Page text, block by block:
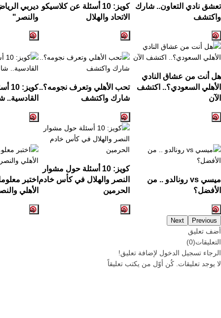
تعشق نادي التعاون.. شارك
واكتشف
كويز: 10 أسئلة عن كلاسيكو
الاتحاد والهلال
ديربي
والنصر"
هل أنت من عشاق النادي
الأهلي السعودي؟.. اكتشف
الآن
تحب الأهلي وتعرف نجومه؟..
شارك واكتشف
القادسية..
ميسي vs رونالدو .. من
الأفضل؟
كويز: 10 أسئلة حول مشوار
النصر والهلال في كأس خادم
الحرمين
اختبر
الأهلي
Previous
Next
أضف تعليق
التعليقات(
0
)
الرجاء تسجيل الدخول لإضافة تعليق!
لا يوجد تعليقات. كُن أوّل من يكتب تعليقاً